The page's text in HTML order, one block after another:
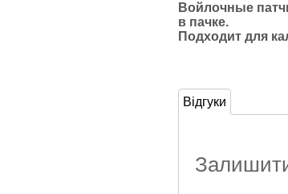
Войлочные
в пачке.
Подходит для
Відгуки
Залишити